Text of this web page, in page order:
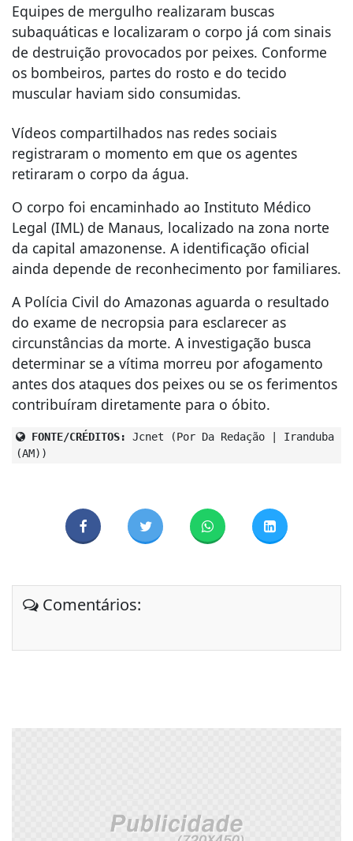
Equipes de mergulho realizaram buscas
subaquáticas e localizaram o corpo já com sinais
de destruição provocados por peixes. Conforme
os bombeiros, partes do rosto e do tecido
muscular haviam sido consumidas.
Vídeos compartilhados nas redes sociais
registraram o momento em que os agentes
retiraram o corpo da água.
O corpo foi encaminhado ao Instituto Médico
Legal (IML) de Manaus, localizado na zona norte
da capital amazonense. A identificação oficial
ainda depende de reconhecimento por familiares.
A Polícia Civil do Amazonas aguarda o resultado
do exame de necropsia para esclarecer as
circunstâncias da morte. A investigação busca
determinar se a vítima morreu por afogamento
antes dos ataques dos peixes ou se os ferimentos
contribuíram diretamente para o óbito.
FONTE/CRÉDITOS:
Jcnet (Por Da Redação | Iranduba
(AM))
Comentários: